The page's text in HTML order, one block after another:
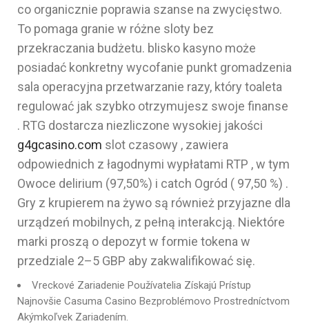
co organicznie poprawia szanse na zwycięstwo.
To pomaga granie w różne sloty bez
przekraczania budżetu. blisko kasyno może
posiadać konkretny wycofanie punkt gromadzenia
sala operacyjna przetwarzanie razy, który toaleta
regulować jak szybko otrzymujesz swoje finanse
. RTG dostarcza niezliczone wysokiej jakości
g4gcasino.com slot czasowy , zawiera
odpowiednich z łagodnymi wypłatami RTP , w tym
Owoce delirium (97,50%) i catch Ogród ( 97,50 %) .
Gry z krupierem na żywo są również przyjazne dla
urządzeń mobilnych, z pełną interakcją. Niektóre
marki proszą o depozyt w formie tokena w
przedziale 2–5 GBP aby zakwalifikować się.
Vreckové Zariadenie Používatelia Získajú Prístup
Najnovšie Casuma Casino Bezproblémovo Prostredníctvom
Akýmkoľvek Zariadením.